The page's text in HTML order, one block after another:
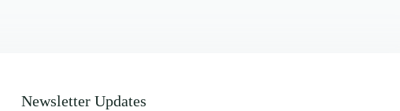
Newsletter Updates